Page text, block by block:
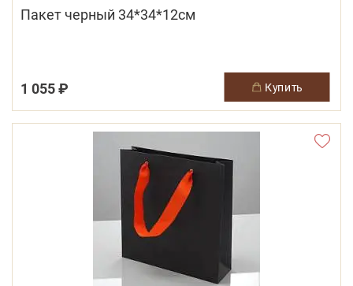
Пакет черный 34*34*12см
1 055 ₽ купить